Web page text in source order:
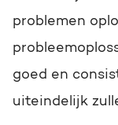
problemen
goed en
uiteindelijk